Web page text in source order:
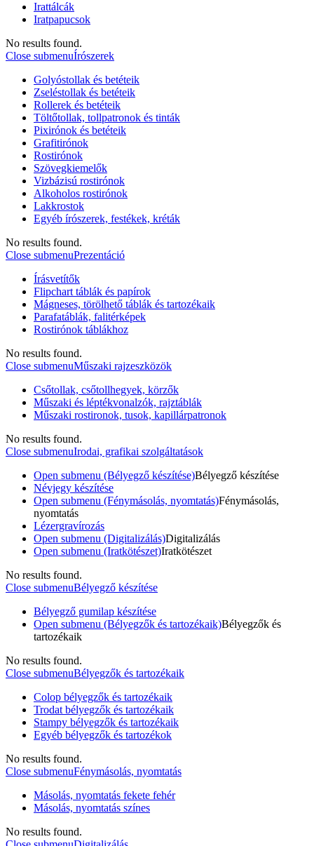
Irattálcák
Iratpapucsok
No results found.
Close submenuÍrószerek
Golyóstollak és betéteik
Zseléstollak és betéteik
Rollerek és betéteik
Töltőtollak, tollpatronok és tinták
Pixirónok és betéteik
Grafitirónok
Rostirónok
Szövegkiemelők
Vizbázisú rostirónok
Alkoholos rostirónok
Lakkrostok
Egyéb írószerek, festékek, kréták
No results found.
Close submenuPrezentáció
Írásvetítők
Flipchart táblák és papírok
Mágneses, törölhető táblák és tartozékaik
Parafatáblák, falitérképek
Rostirónok táblákhoz
No results found.
Close submenuMűszaki rajzeszközök
Csőtollak, csőtollhegyek, körzők
Műszaki és léptékvonalzók, rajztáblák
Műszaki rostironok, tusok, kapillárpatronok
No results found.
Close submenuIrodai, grafikai szolgáltatások
Open submenu (Bélyegző készítése)Bélyegző készítése
Névjegy készítése
Open submenu (Fénymásolás, nyomtatás)Fénymásolás,
nyomtatás
Lézergravírozás
Open submenu (Digitalizálás)Digitalizálás
Open submenu (Iratkötészet)Iratkötészet
No results found.
Close submenuBélyegző készítése
Bélyegző gumilap készítése
Open submenu (Bélyegzők és tartozékaik)Bélyegzők és
tartozékaik
No results found.
Close submenuBélyegzők és tartozékaik
Colop bélyegzők és tartozékaik
Trodat bélyegzők és tartozékaik
Stampy bélyegzők és tartozékaik
Egyéb bélyegzők és tartozékok
No results found.
Close submenuFénymásolás, nyomtatás
Másolás, nyomtatás fekete fehér
Másolás, nyomtatás színes
No results found.